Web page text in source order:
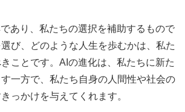
あり、私たちの選択を補助するもので
び、どのような人生を歩むかは、私た
ことです。AIの進化は、私たちに新た
一方で、私たち自身の人間性や社会の
っかけを与えてくれます。